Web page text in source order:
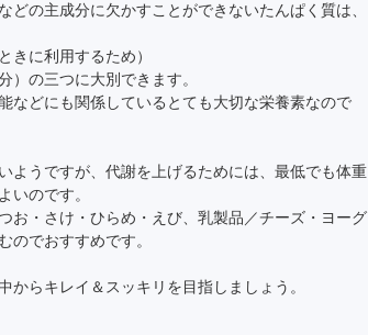
の主成分に欠かすことができないたんぱく質は、
に利用するため）
の三つに大別できます。
などにも関係しているとても大切な栄養素なので
うですが、代謝を上げるためには、最低でも体重
いのです。
お・さけ・ひらめ・えび、乳製品／チーズ・ヨーグ
のでおすすめです。
らキレイ＆スッキリを目指しましょう。